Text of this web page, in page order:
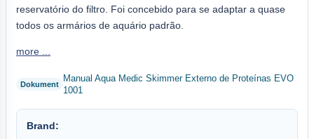
reservatório do filtro. Foi concebido para se adaptar a quase
todos os armários de aquário padrão.
more ...
Manual Aqua Medic Skimmer Externo de Proteínas EVO
1001
Brand: